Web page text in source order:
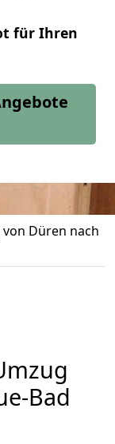
für Ihren
Düren nach
Bad